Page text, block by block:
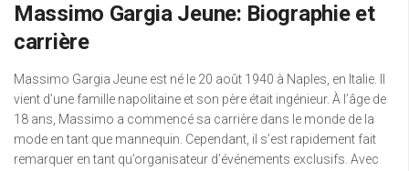
Massimo Gargia Jeune: Biographie et
carrière
Massimo Gargia Jeune est né le 20 août 1940 à Naples, en Italie. Il
vient d’une famille napolitaine et son père était ingénieur. À l’âge de
18 ans, Massimo a commencé sa carrière dans le monde de la
mode en tant que mannequin. Cependant, il s’est rapidement fait
remarquer en tant qu’organisateur d’événements exclusifs. Avec